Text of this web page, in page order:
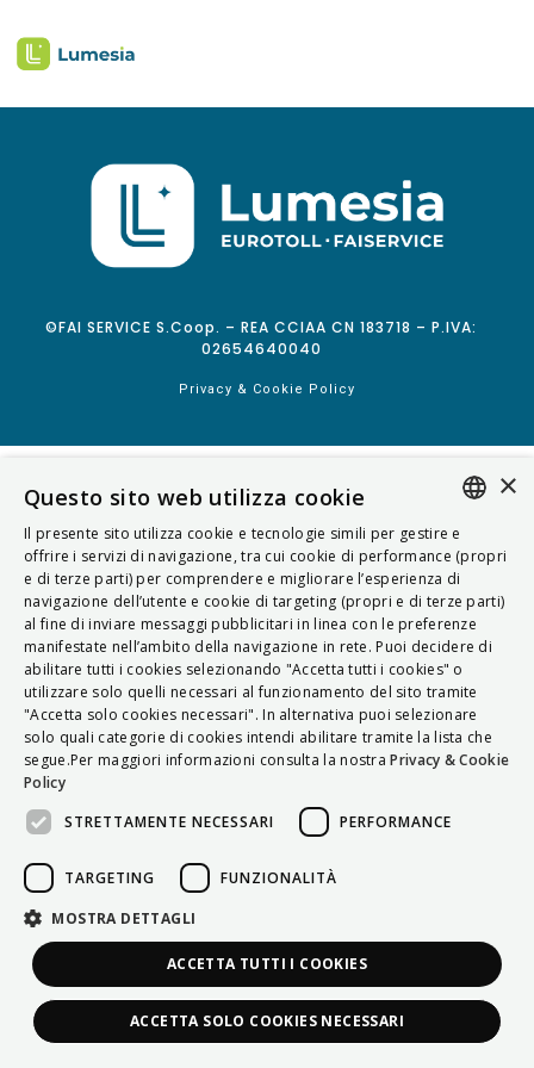
©FAI SERVICE S.Coop. – REA CCIAA CN 183718 – P.IVA:
02654640040
Privacy & Cookie Policy
ITALIAN
ENGLISH
FRENCH
HUNGARIAN
DEUTSCH
POLSKI
PORTUGUÊS
×
Questo sito web utilizza cookie
Il presente sito utilizza cookie e tecnologie simili per gestire e
offrire i servizi di navigazione, tra cui cookie di performance (propri
e di terze parti) per comprendere e migliorare l’esperienza di
navigazione dell’utente e cookie di targeting (propri e di terze parti)
al fine di inviare messaggi pubblicitari in linea con le preferenze
manifestate nell’ambito della navigazione in rete. Puoi decidere di
abilitare tutti i cookies selezionando "Accetta tutti i cookies" o
utilizzare solo quelli necessari al funzionamento del sito tramite
"Accetta solo cookies necessari". In alternativa puoi selezionare
solo quali categorie di cookies intendi abilitare tramite la lista che
segue.Per maggiori informazioni consulta la nostra Privacy & Cookie
Policy
STRETTAMENTE NECESSARI
PERFORMANCE
TARGETING FUNZIONALITÀ
MOSTRA DETTAGLI
ACCETTA TUTTI I COOKIES
ACCETTA SOLO COOKIES NECESSARI